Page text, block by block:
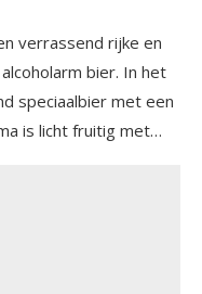
verrassend rijke en
bier. In het
speciaalbier met een
is licht fruitig met
Op de tong komen
citrusachtige
en koriander. De
fluweelzacht